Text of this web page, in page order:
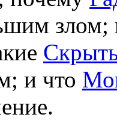
и что